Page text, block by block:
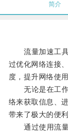
简介
流量加速工具
过优化网络连接
度，提升网络使用
无论是在工作
络来获取信息、
带来了极大的便利
通过使用流量